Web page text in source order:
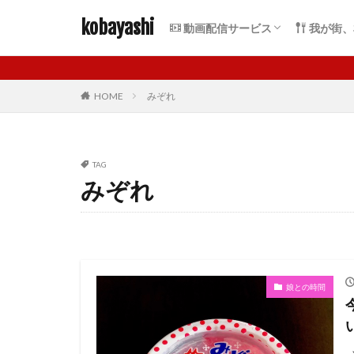
kobayashi 動画配信サービス
VOD比較
U-NEXT
FOD
Hulu
TSUTAYA
DAZN
Netflix
dTV
dアニメストア
TELASA
ABEMA
Amazonプライムビデオ
我が街
札幌駅周
琴似
麻生
大通周辺
バスセン
北大周辺
すすきの
山鼻
桑園
東区
西区
手稲区
北区
HOME みぞれ
TAG
みぞれ
娘との時間